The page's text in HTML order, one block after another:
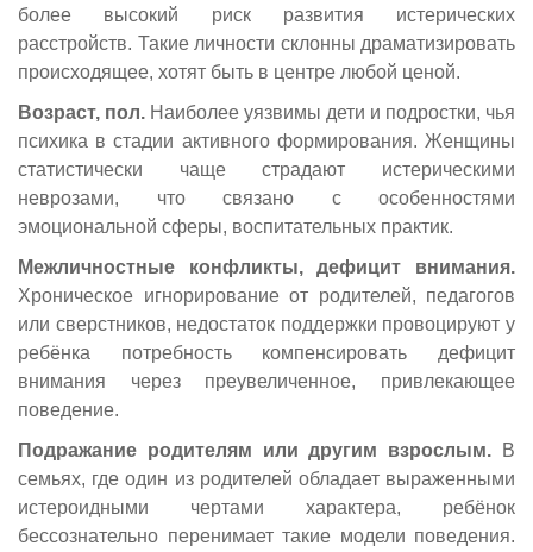
более высокий риск развития истерических
расстройств. Такие личности склонны драматизировать
происходящее, хотят быть в центре любой ценой.
Возраст, пол. Наиболее уязвимы дети и подростки, чья
психика в стадии активного формирования. Женщины
статистически чаще страдают истерическими
неврозами, что связано с особенностями
эмоциональной сферы, воспитательных практик.
Межличностные конфликты, дефицит внимания.
Хроническое игнорирование от родителей, педагогов
или сверстников, недостаток поддержки провоцируют у
ребёнка потребность компенсировать дефицит
внимания через преувеличенное, привлекающее
поведение.
Подражание родителям или другим взрослым.
В
семьях, где один из родителей обладает выраженными
истероидными чертами характера, ребёнок
бессознательно перенимает такие модели поведения.